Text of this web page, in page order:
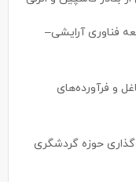
فناوری آرایشی–
و فرآورده‌های
حوزه گردشگری